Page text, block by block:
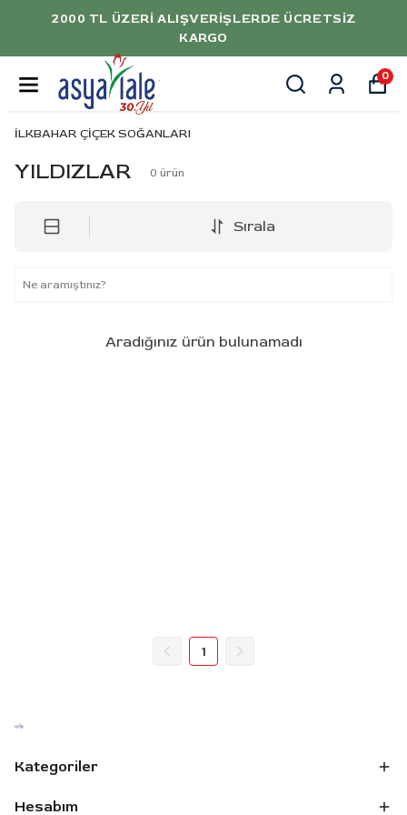
2000 TL ÜZERI ALIŞVERIŞLERDE ÜCRETSIZ
KARGO
0
İLKBAHAR ÇİÇEK SOĞANLARI
YILDIZLAR 0 ürün
Sırala
Aradığınız ürün bulunamadı
1
Kategoriler
Hesabım